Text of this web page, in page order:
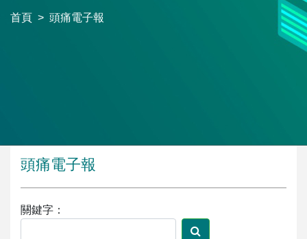
首頁 頭痛電子報
頭痛電子報
關鍵字：